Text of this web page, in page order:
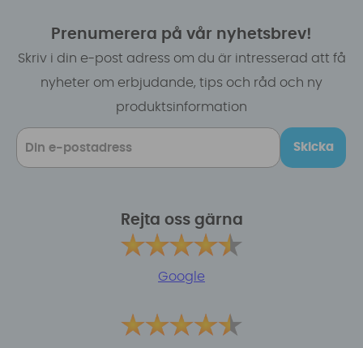
Prenumerera på vår nyhetsbrev!
Skriv i din e-post adress om du är intresserad att få
nyheter om erbjudande, tips och råd och ny
produktsinformation
Skicka
Rejta oss gärna
Google